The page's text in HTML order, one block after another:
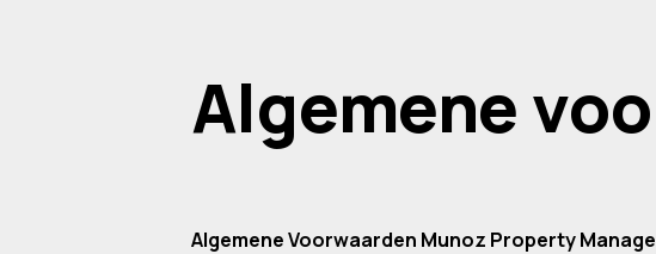
Algemene
Algemene Voorwaarden Munoz Property